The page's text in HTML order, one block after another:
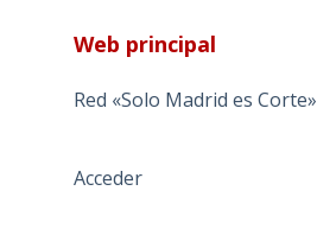
Web principal
Red «Solo Madrid es Corte»
Acceder